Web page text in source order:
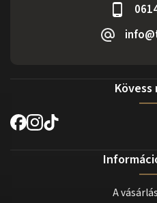
A